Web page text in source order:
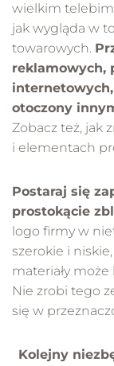
wielkim
jak wygląda w
towarowych.
reklamowych,
otoczony
Zobacz też, jak
i elementach
Postaraj się
prostokącie
logo firmy w
szerokie i
materiały
Nie zrobi tego
się w
Kolejny